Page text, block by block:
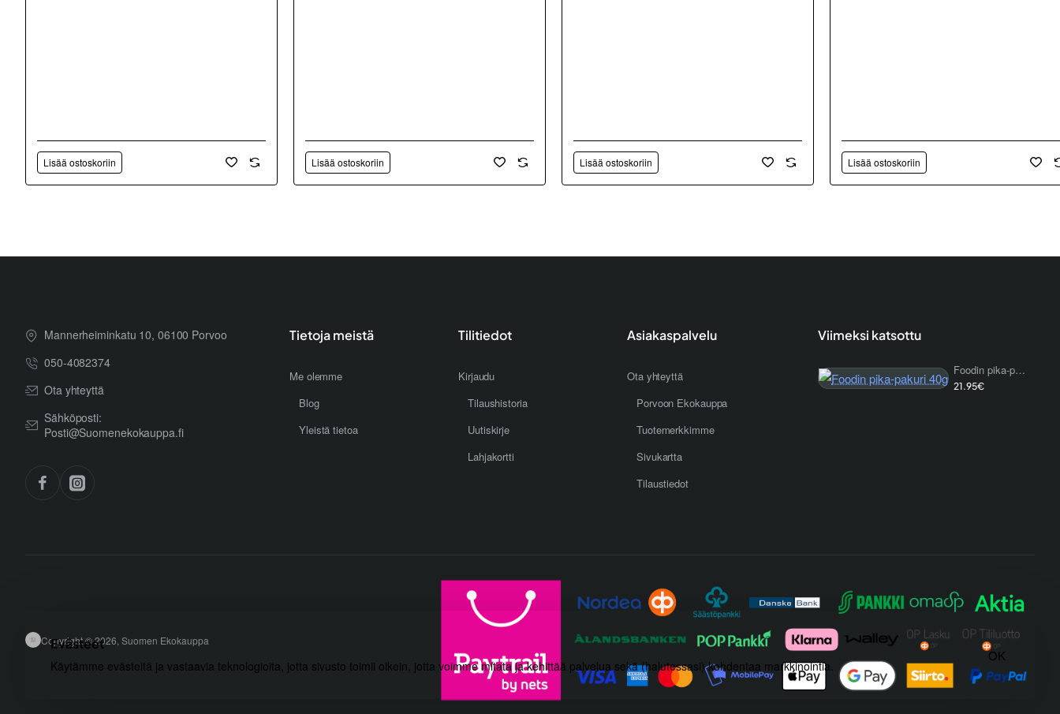
Evästeet
Käytämme evästeitä ja vastaavia teknologioita, jotta sivusto toimii oikein, jotta voimme mitata ja kehittää palvelua sekä (halutessasi) kohdentaa markkinointia.
OK
Lisää ostoskoriin Lisää ostoskoriin Lisää ostoskoriin Lisää ostoskoriin
Mannerheiminkatu 10, 06100 Porvoo
050-4082374
Ota yhteyttä
Sähköposti:
Posti@Suomenekokauppa.fi
Tietoja meistä
Me olemme
Blog
Yleistä tietoa
Tilitiedot
Kirjaudu
Tilaushistoria
Uutiskirje
Lahjakortti
Asiakaspalvelu
Ota yhteyttä
Porvoon Ekokauppa
Tuotemerkkimme
Sivukartta
Tilaustiedot
Viimeksi katsottu
Foodin pika-pakuri 40g
21.95€
Copyright © 2026, Suomen Ekokauppa